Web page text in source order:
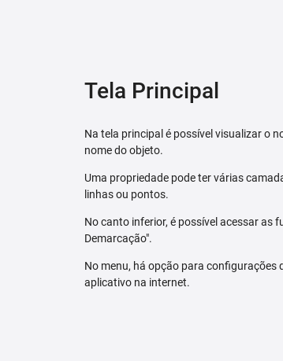
Tela Principal
Na tela principal é possível visualizar o
nome do objeto.
Uma propriedade pode ter várias
linhas ou pontos.
No canto inferior, é possível acessar as
Demarcação".
No menu, há opção para
aplicativo na internet.